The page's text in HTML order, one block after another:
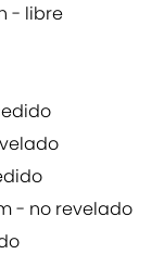
- libre
- no revelado